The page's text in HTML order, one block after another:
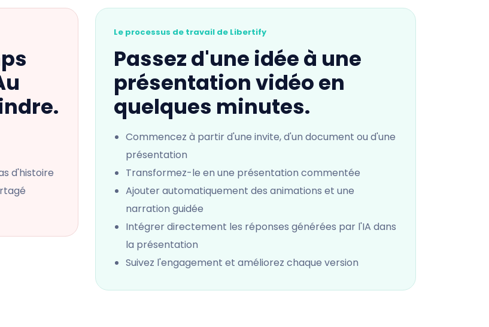
d'histoire
Le processus de travail de Libertify
Passez d'une idée à une
présentation vidéo en
quelques minutes.
Commencez à partir d'une invite, d'un document ou d'une
présentation
Transformez-le en une présentation commentée
Ajouter automatiquement des animations et une
narration guidée
Intégrer directement les réponses générées par l'IA dans
la présentation
Suivez l'engagement et améliorez chaque version